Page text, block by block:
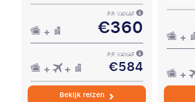
P.P. VANAF
€360
P.P. VANAF
€584
Bekijk reizen